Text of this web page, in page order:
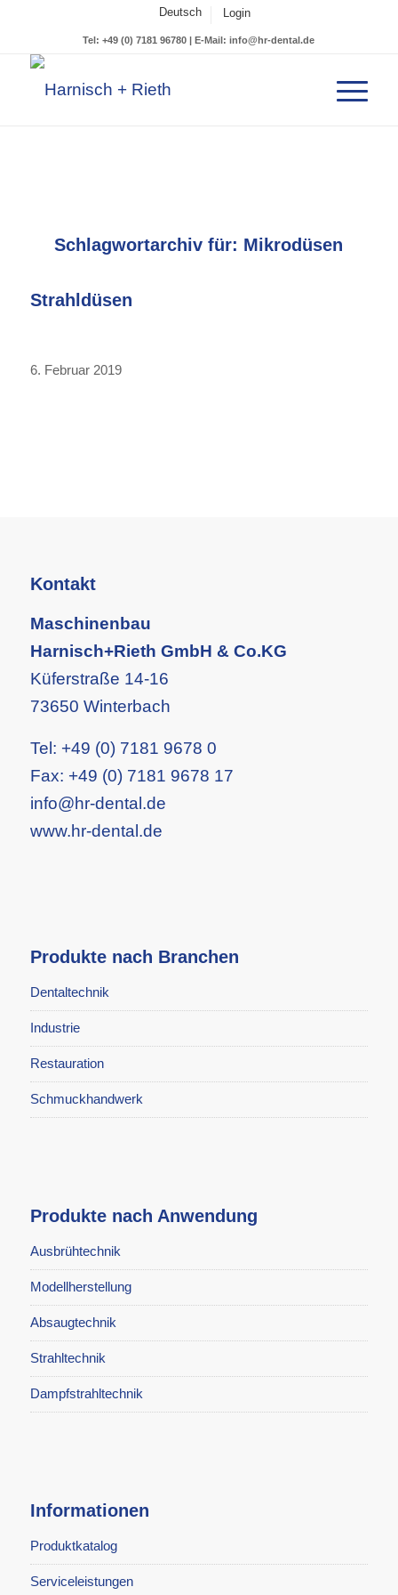
Deutsch Login
Tel: +49 (0) 7181 96780 | E-Mail: info@hr-dental.de
Schlagwortarchiv für: Mikrodüsen
Strahldüsen
6. Februar 2019
Kontakt
Maschinenbau
Harnisch+Rieth GmbH & Co.KG
Küferstraße 14-16
73650 Winterbach
Tel: +49 (0) 7181 9678 0
Fax: +49 (0) 7181 9678 17
info@hr-dental.de
www.hr-dental.de
Produkte nach Branchen
Dentaltechnik
Industrie
Restauration
Schmuckhandwerk
Produkte nach Anwendung
Ausbrühtechnik
Modellherstellung
Absaugtechnik
Strahltechnik
Dampfstrahltechnik
Informationen
Produktkatalog
Serviceleistungen